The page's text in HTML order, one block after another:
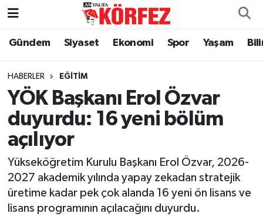
Gündem Siyaset Ekonomi Spor Yaşam
HABERLER EĞITIM
YÖK Başkanı Erol Özvar
duyurdu: 16 yeni bölüm
açılıyor
Yükseköğretim Kurulu Başkanı Erol Özvar, 2026-
2027 akademik yılında yapay zekadan stratejik
üretime kadar pek çok alanda 16 yeni ön lisans ve
lisans programının açılacağını duyurdu.
Gündem
Siyaset
Yerel Yönetim
Ekonomi
Spor
Yaşam
Nöbetçi Eczaneler
Hava Durumu
Trafik Durumu
Süper Lig Puan Durumu ve Fikstür
Tüm Manşetler
Son Dakika Haberleri